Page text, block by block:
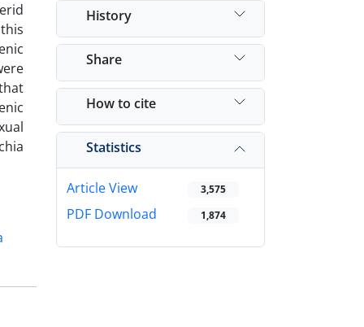
History
Share
How to cite
Statistics
Article View 3,575
PDF Download 1,874